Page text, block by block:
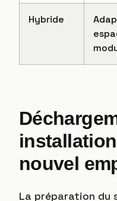
Hybride
nouvel
La préparation du